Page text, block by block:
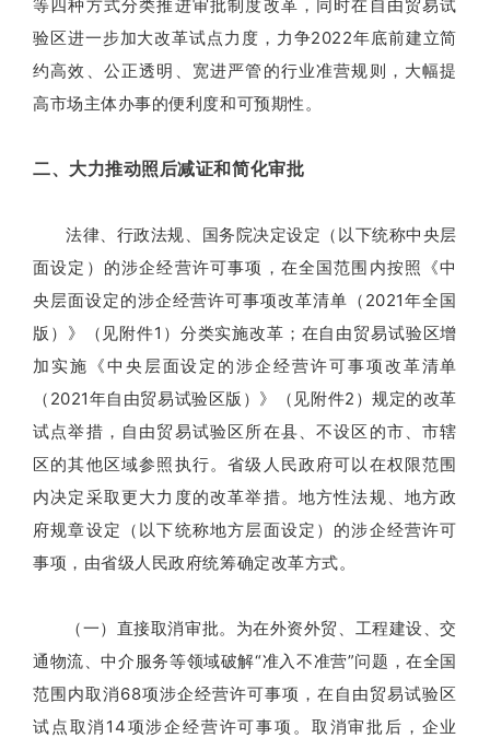
等四种方式分类推进审批制度改革，同时在自由贸易试
验区进一步加大改革试点力度，力争2022年底前建立简
约高效、公正透明、宽进严管的行业准营规则，大幅提
高市场主体办事的便利度和可预期性。
二、大力推动照后减证和简化审批
法律、行政法规、国务院决定设定（以下统称中央层
面设定）的涉企经营许可事项，在全国范围内按照《中
央层面设定的涉企经营许可事项改革清单（2021年全国
版）》（见附件1）分类实施改革；在自由贸易试验区增
加实施《中央层面设定的涉企经营许可事项改革清单
（2021年自由贸易试验区版）》（见附件2）规定的改革
试点举措，自由贸易试验区所在县、不设区的市、市辖
区的其他区域参照执行。省级人民政府可以在权限范围
内决定采取更大力度的改革举措。地方性法规、地方政
府规章设定（以下统称地方层面设定）的涉企经营许可
事项，由省级人民政府统筹确定改革方式。
（一）直接取消审批。为在外资外贸、工程建设、交
通物流、中介服务等领域破解“准入不准营”问题，在全国
范围内取消68项涉企经营许可事项，在自由贸易试验区
试点取消14项涉企经营许可事项。取消审批后，企业